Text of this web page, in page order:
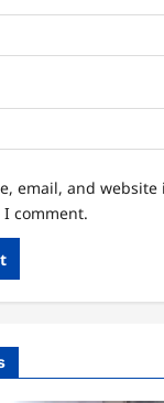
email, and
comment.